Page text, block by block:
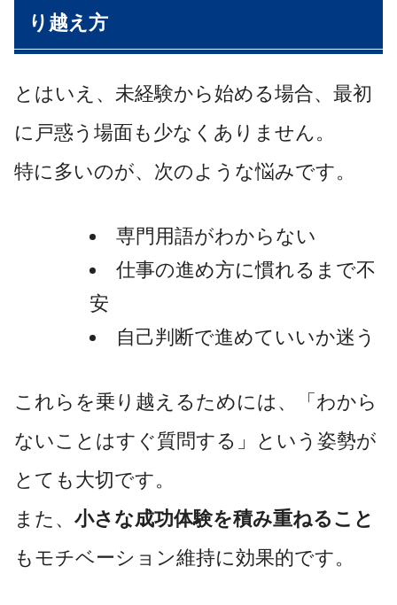
り越え方
とはいえ、未経験から始める場合、最初
に戸惑う場面も少なくありません。
特に多いのが、次のような悩みです。
専門用語がわからない
仕事の進め方に慣れるまで不
安
自己判断で進めていいか迷う
これらを乗り越えるためには、「わから
ないことはすぐ質問する」という姿勢が
とても大切です。
また、 小さな成功体験を積み重ねること
もモチベーション維持に効果的です。